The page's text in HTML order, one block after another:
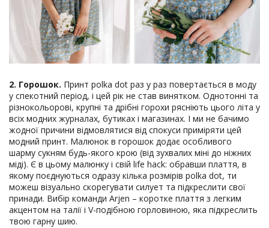
2. Горошок. Принт polka dot раз у раз повертається в моду
у спекотний період, і цей рік не став винятком. Однотонні та
різнокольорові, крупні та дрібні горохи рясніють цього літа у
всіх модних журналах, бутиках і магазинах. І ми не бачимо
жодної причини відмовлятися від спокуси приміряти цей
модний принт. Малюнок в горошок додає особливого
шарму сукням будь-якого крою (від зухвалих міні до ніжних
міді). Є в цьому малюнку і свій life hack: обравши плаття, в
якому поєднуються одразу кілька розмірів polka dot, ти
можеш візуально скорегувати силует та підкреслити свої
принади. Вибір команди Arjen – коротке плаття з легким
акцентом на талії і V-подібною горловиною, яка підкреслить
твою гарну шию.